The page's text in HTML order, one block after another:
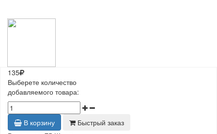
135
Выберете количество
добавляемого товара:
В корзину
Быстрый заказ